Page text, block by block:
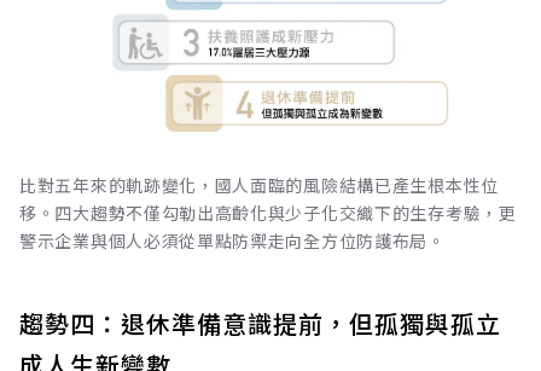
比對五年來的軌跡變化，國人面臨的風險結構已產生根本性位
移。四大趨勢不僅勾勒出高齡化與少子化交織下的生存考驗，更
警示企業與個人必須從單點防禦走向全方位防護布局。
趨勢四：退休準備意識提前，但孤獨與孤立
成人生新變數